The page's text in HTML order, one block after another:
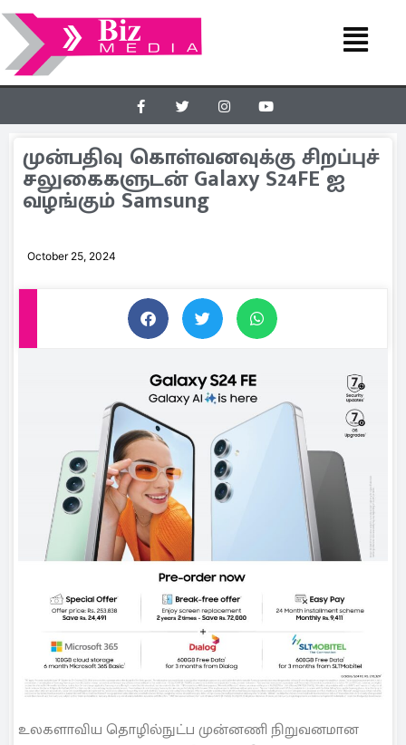
முன்பதிவு கொள்வனவுக்கு சிறப்புச்
சலுகைகளுடன் Galaxy S24FE ஐ
வழங்கும் Samsung
October 25, 2024
உலகளாவிய தொழில்நுட்ப முன்னணி நிறுவனமான